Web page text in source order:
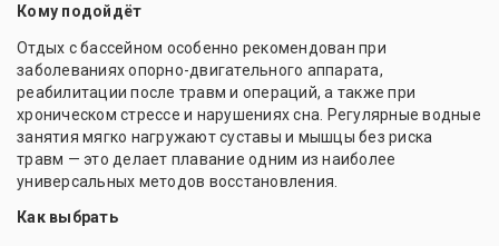
Кому подойдёт
Отдых с бассейном особенно рекомендован при
заболеваниях опорно-двигательного аппарата,
реабилитации после травм и операций, а также при
хроническом стрессе и нарушениях сна. Регулярные водные
занятия мягко нагружают суставы и мышцы без риска
травм — это делает плавание одним из наиболее
универсальных методов восстановления.
Как выбрать